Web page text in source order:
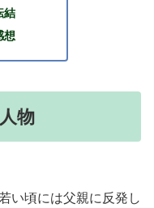
結
想
物
い頃には父親に反発し